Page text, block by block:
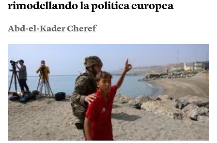
rimodellando la politica europea
Abd-el-Kader Cheref